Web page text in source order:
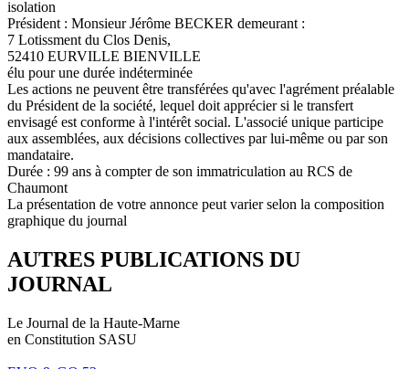
isolation
Président : Monsieur Jérôme BECKER demeurant :
7 Lotissment du Clos Denis,
52410 EURVILLE BIENVILLE
élu pour une durée indéterminée
Les actions ne peuvent être transférées qu'avec l'agrément préalable
du Président de la société, lequel doit apprécier si le transfert
envisagé est conforme à l'intérêt social. L'associé unique participe
aux assemblées, aux décisions collectives par lui-même ou par son
mandataire.
Durée : 99 ans à compter de son immatriculation au RCS de
Chaumont
La présentation de votre annonce peut varier selon la composition
graphique du journal
AUTRES PUBLICATIONS DU
JOURNAL
Le Journal de la Haute-Marne
en Constitution SASU